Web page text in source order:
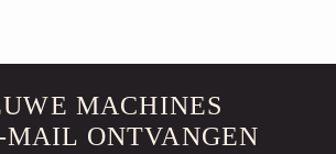
MACHINES
MAIL ONTVANGEN